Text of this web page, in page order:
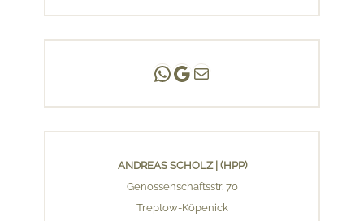
Andreas Scholz | (HPP)
Praxis Adlershof
E-Mail an mich ...
ANDREAS SCHOLZ | (HPP)
Genossenschaftsstr. 70
Treptow-Köpenick